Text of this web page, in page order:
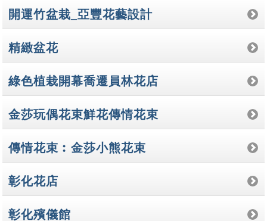
開運竹盆栽_亞豐花藝設計
精緻盆花
綠色植栽開幕喬遷員林花店
金莎玩偶花束鮮花傳情花束
傳情花束︰金莎小熊花束
彰化花店
彰化殯儀館